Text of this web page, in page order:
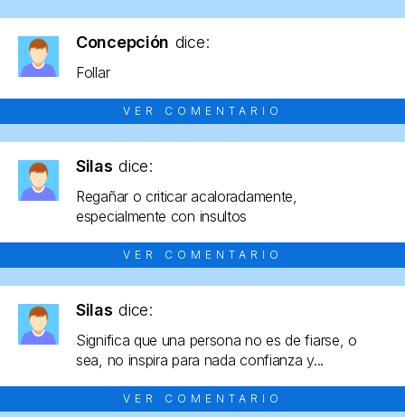
Concepción dice:
Follar
VER COMENTARIO
Silas dice:
Regañar o criticar acaloradamente,
especialmente con insultos
VER COMENTARIO
Silas dice:
Significa que una persona no es de fiarse, o
sea, no inspira para nada confianza y...
VER COMENTARIO